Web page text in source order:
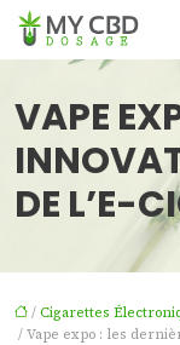
VAPE
DE L’E-
/ Cigarettes
/ Vape expo : les